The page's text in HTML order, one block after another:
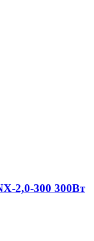
2,0-300 300Вт